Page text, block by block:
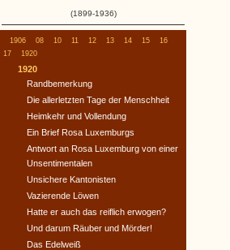
1906 08 10 11 12 13 14 15
16
17
1920
1920
Randbemerkung
Die allerletzten Tage der Menschheit
Heimkehr und Vollendung
Ein Brief Rosa Luxemburgs
Antwort an Rosa Luxemburg von einer
Unsentimentalen
Unsichere Kantonisten
Vazierende Löwen
Hatte er auch das reiflich erwogen?
Und darum Räuber und Mörder!
Das Edelweiß
(1899-1936)